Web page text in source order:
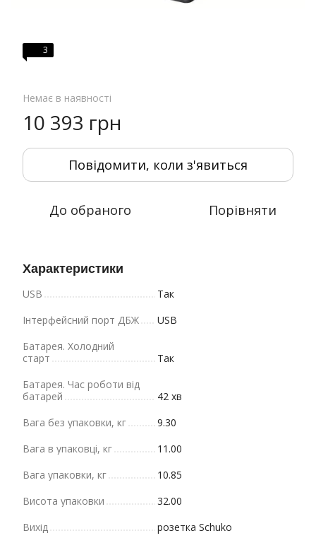
3
Немає в наявності
10 393 грн
Повідомити, коли з'явиться
До обраного Порівняти
Характеристики
USB
Так
Інтерфейсний порт ДБЖ
USB
Батарея. Холодний
старт
Так
Батарея. Час роботи від
батарей
42 хв
Вага без упаковки, кг
9.30
Вага в упаковці, кг
11.00
Вага упаковки, кг
10.85
Висота упаковки
32.00
Вихід
розетка Schuko